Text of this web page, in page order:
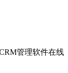
管理软件在线